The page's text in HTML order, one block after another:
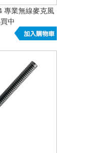
專業無線麥克風
中